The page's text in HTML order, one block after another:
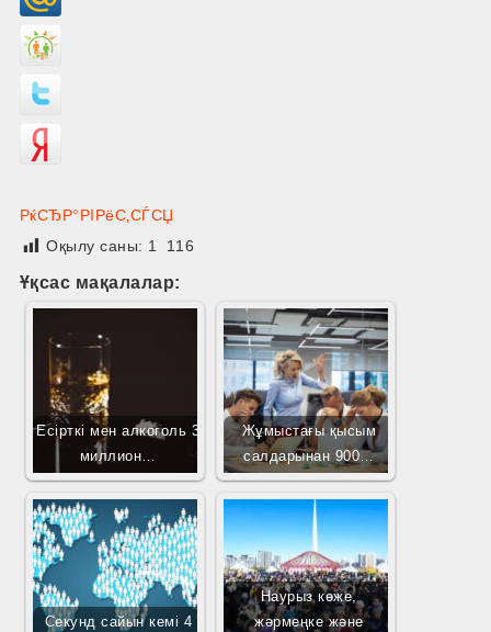
РќСЂР°РІРёС‚СЃСЏ
Оқылу саны: 1 116
Ұқсас мақалалар:
Есірткі мен алкоголь 3
миллион…
Жұмыстағы қысым
салдарынан 900…
Секунд сайын кемі 4
Наурыз көже,
жәрмеңке және